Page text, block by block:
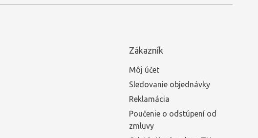
Zákazník
Môj účet
Sledovanie objednávky
Reklamácia
Poučenie o odstúpení od
zmluvy